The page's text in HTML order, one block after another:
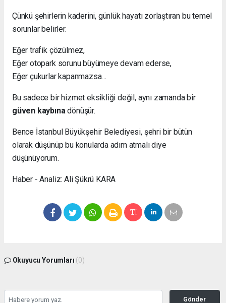
Çünkü şehirlerin kaderini, günlük hayatı zorlaştıran bu temel
sorunlar belirler.
Eğer trafik çözülmez,
Eğer otopark sorunu büyümeye devam ederse,
Eğer çukurlar kapanmazsa…
Bu sadece bir hizmet eksikliği değil, aynı zamanda bir
güven kaybına dönüşür.
Bence İstanbul Büyükşehir Belediyesi, şehri bir bütün
olarak düşünüp bu konularda adım atmalı diye
düşünüyorum.
Haber - Analiz: Ali Şükrü KARA
Okuyucu Yorumları (0)
Gönder